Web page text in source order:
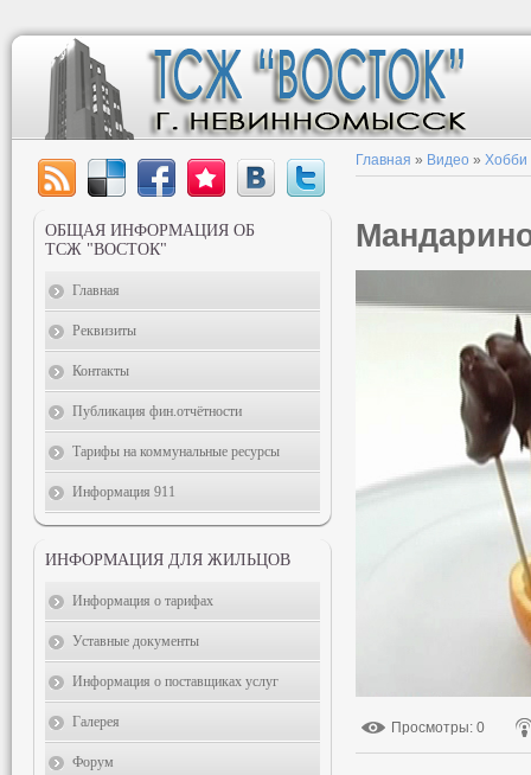
Главная » Видео » Хобби
Просмотры: 0
ОБЩАЯ ИНФОРМАЦИЯ ОБ
ТСЖ "ВОСТОК"
Главная
Реквизиты
Контакты
Публикация фин.отчётности
Тарифы на коммунальные ресурсы
Информация 911
ИНФОРМАЦИЯ ДЛЯ ЖИЛЬЦОВ
Информация о тарифах
Уставные документы
Информация о поставщиках услуг
Галерея
Форум